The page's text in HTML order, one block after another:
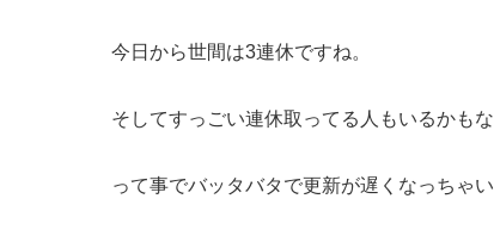
今日から世間は3連休ですね。
そしてすっごい連休取ってる人もいるかも
って事でバッタバタで更新が遅くなっちゃ